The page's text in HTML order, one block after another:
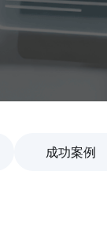
成功案例